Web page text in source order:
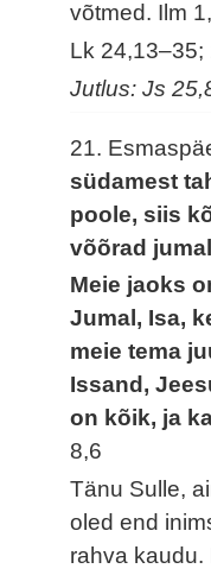
võtmed. Ilm
Lk 24,13–35;
Jutlus: Js
21.
südamest
poole, siis
võõrad
Meie jaoks
Jumal, Isa,
meie tema
Issand,
on kõik, ja
8,6
Tänu Sulle,
oled end
rahva kaudu.